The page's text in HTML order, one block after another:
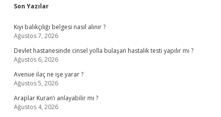
Sidebar
Son Yazılar
Kıyı balıkçılığı belgesi nasıl alınır ?
Ağustos 7, 2026
Devlet hastanesinde cinsel yolla bulaşan hastalık testi yapılır mı ?
Ağustos 6, 2026
Avenue ilaç ne işe yarar ?
Ağustos 5, 2026
Araplar Kuran’ı anlayabilir mi ?
Ağustos 4, 2026